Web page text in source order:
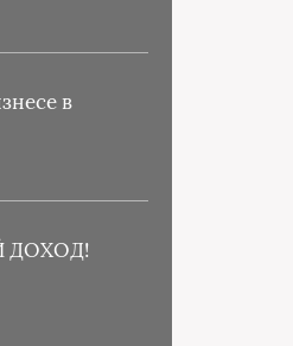
в
ДОХОД!